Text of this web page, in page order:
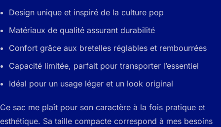
Design unique et inspiré de la culture pop
Matériaux de qualité assurant durabilité
Confort grâce aux bretelles réglables et rembourrées
Capacité limitée, parfait pour transporter l’essentiel
Idéal pour un usage léger et un look original
Ce sac me plaît pour son caractère à la fois pratique et
esthétique. Sa taille compacte correspond à mes besoins